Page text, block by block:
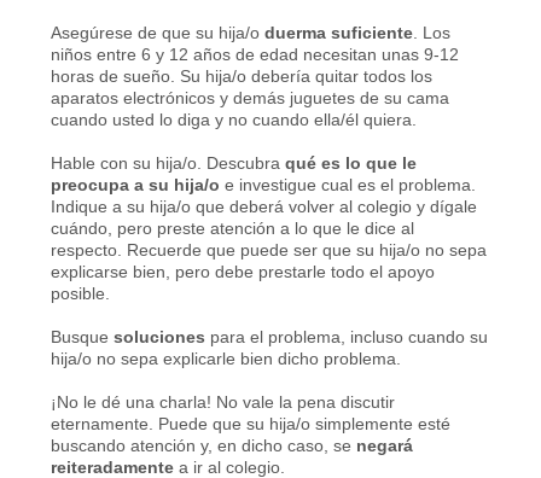
Asegúrese de que su hija/oduerma suficiente . Los
niños entre 6 y 12 años de edad necesitan unas 9-12
horas de sueño. Su hija/o debería quitar todos los
aparatos electrónicos y demás juguetes de su cama
cuando usted lo diga y no cuando ella/él quiera.
Hable con su hija/o. Descubraqué es lo que le
preocupa a su hija/o e investigue cual es el problema.
Indique a su hija/o que deberá volver al colegio y dígale
cuándo, pero preste atención a lo que le dice al
respecto. Recuerde que puede ser que su hija/o no sepa
explicarse bien, pero debe prestarle todo el apoyo
posible.
Busquesoluciones para el problema, incluso cuando su
hija/o no sepa explicarle bien dicho problema.
¡No le dé una charla! No vale la pena discutir
eternamente. Puede que su hija/o simplemente esté
buscando atención y, en dicho caso, se negará
reiteradamente a ir al colegio.